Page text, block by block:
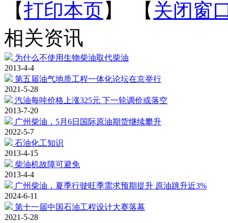
【打印本页】 【 关闭窗
相关资讯
为什么不使用生物柴油取代柴油
2013-4-4
第五届油气地质工程一体化论坛在京举行
2021-5-28
汽油每吨价格上涨325元 下一轮调价或落空
2013-7-20
广州柴油，5月6日国际原油期货继续攀升
2022-5-7
石油化工知识
2013-4-15
柴油机故障可避免
2013-4-4
广州柴油，夏季行驶旺季需求预期提升 原油跳升近3%
2024-6-11
第十一届中国石油工程设计大赛落幕
2021-5-28